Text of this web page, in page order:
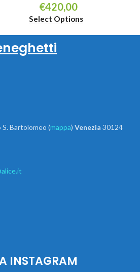
€420,00
Select Options
S. Bartolomeo (mappa) Venezia 30124
INSTAGRAM